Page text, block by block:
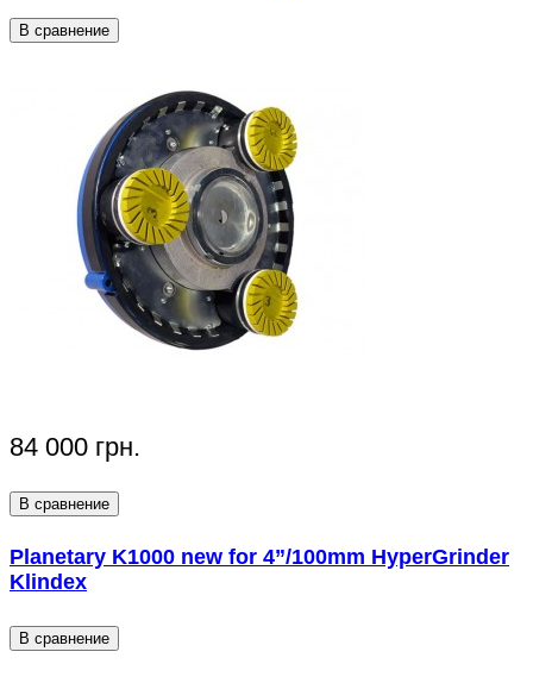
В сравнение
84 000 грн.
В сравнение
Planetary K1000 new for 4”/100mm HyperGrinder
Klindex
В сравнение